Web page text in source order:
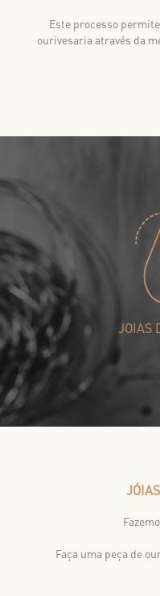
Este processo
ourivesaria através da
Faça uma peça de
JOIAS